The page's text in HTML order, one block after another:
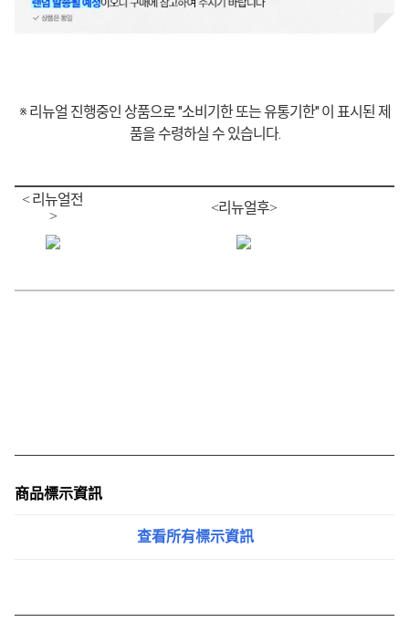
※ 리뉴얼 진행중인 상품으로 "소비기한 또는 유통기한" 이 표시된 제
품을 수령하실 수 있습니다.
< 리뉴얼전
>
<리뉴얼후>
商品標示資訊
查看所有標示資訊